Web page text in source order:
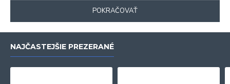
POKRAČOVAŤ
NAJČASTEJŠIE PREZERANÉ